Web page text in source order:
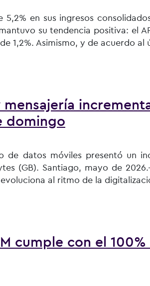
en sus ingresos
su tendencia positiva: el
1,2%. Asimismo, y de acuerdo
domingo
datos móviles presentó un
(GB). Santiago, mayo de
al ritmo de la
cumple con el